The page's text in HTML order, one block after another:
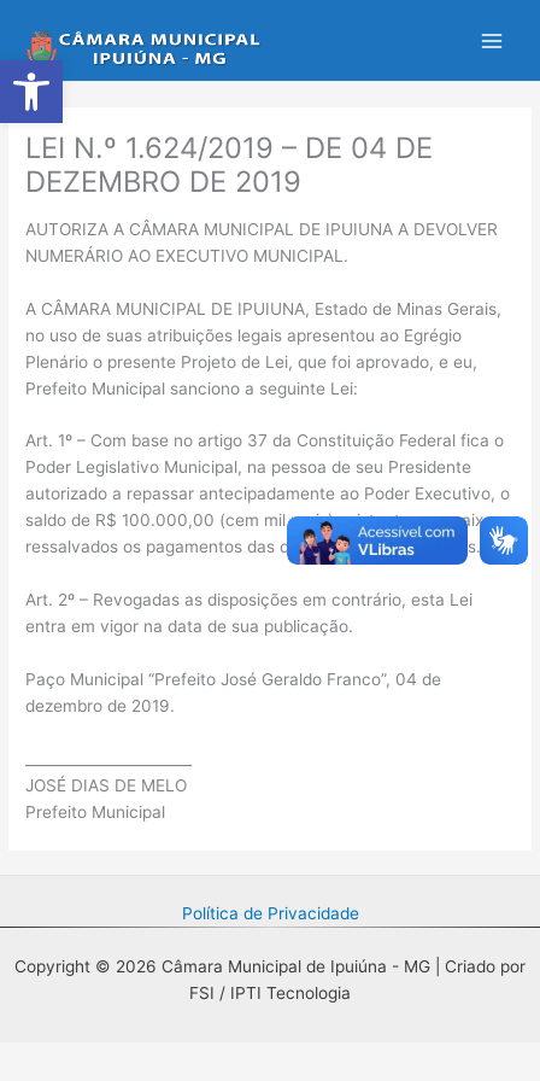
Abrir a barra de ferramentas
para
o
conteúdo
LEI N.º 1.624/2019 – DE 04 DE
DEZEMBRO DE 2019
AUTORIZA A CÂMARA MUNICIPAL DE IPUIUNA A DEVOLVER
NUMERÁRIO AO EXECUTIVO MUNICIPAL.
A CÂMARA MUNICIPAL DE IPUIUNA, Estado de Minas Gerais,
no uso de suas atribuições legais apresentou ao Egrégio
Plenário o presente Projeto de Lei, que foi aprovado, e eu,
Prefeito Municipal sanciono a seguinte Lei:
Art. 1º – Com base no artigo 37 da Constituição Federal fica o
Poder Legislativo Municipal, na pessoa de seu Presidente
autorizado a repassar antecipadamente ao Poder Executivo, o
saldo de R$ 100.000,00 (cem mil reais) existentes em caixa
ressalvados os pagamentos das despesas já empenhadas.
Art. 2º – Revogadas as disposições em contrário, esta Lei
entra em vigor na data de sua publicação.
Paço Municipal “Prefeito José Geraldo Franco”, 04 de
dezembro de 2019.
JOSÉ DIAS DE MELO
Prefeito Municipal
Política de Privacidade
Copyright © 2026 Câmara Municipal de Ipuiúna - MG | Criado por
FSI / IPTI Tecnologia